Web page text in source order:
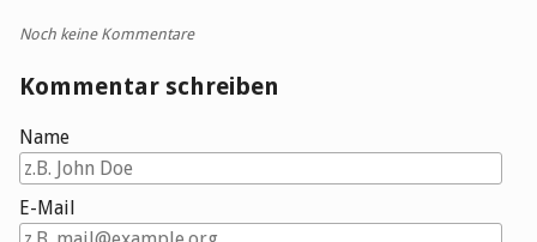
Noch keine Kommentare
Kommentar schreiben
Name
E-Mail